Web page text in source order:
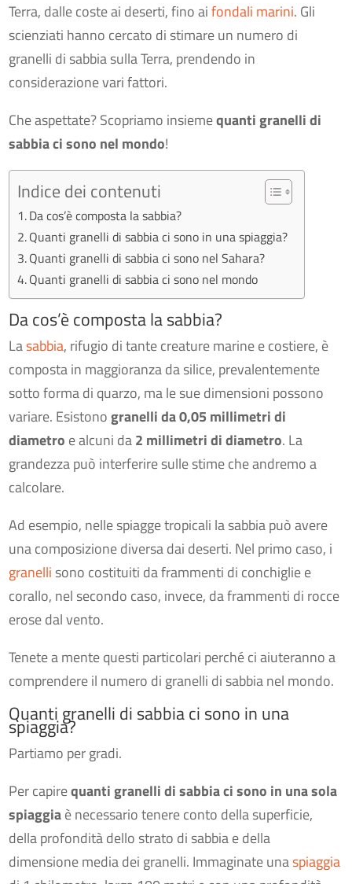
Terra, dalle coste ai deserti, fino aifondali marini. Gli
scienziati hanno cercato di stimare un numero di
granelli di sabbia sulla Terra, prendendo in
considerazione vari fattori.
Che aspettate? Scopriamo insiemequanti granelli di
sabbia ci sono nel mondo!
Indice dei contenuti
Da cos’è composta la sabbia?
Quanti granelli di sabbia ci sono in una spiaggia?
Quanti granelli di sabbia ci sono nel Sahara?
Quanti granelli di sabbia ci sono nel mondo
Da cos’è composta la sabbia?
Lasabbia, rifugio di tante creature marine e costiere, è
composta in maggioranza da silice, prevalentemente
sotto forma di quarzo, ma le sue dimensioni possono
variare. Esistonogranelli da 0,05 millimetri di
diametro e alcuni da2 millimetri di diametro. La
grandezza può interferire sulle stime che andremo a
calcolare.
Ad esempio, nelle spiagge tropicali la sabbia può avere
una composizione diversa dai deserti. Nel primo caso, i
granelli sono costituiti da frammenti di conchiglie e
corallo, nel secondo caso, invece, da frammenti di rocce
erose dal vento.
Tenete a mente questi particolari perché ci aiuteranno a
comprendere il numero di granelli di sabbia nel mondo.
Quanti granelli di sabbia ci sono in una
spiaggia?
Partiamo per gradi.
Per capirequanti granelli di sabbia ci sono in una sola
spiaggiaè necessario tenere conto della superficie,
della profondità dello strato di sabbia e della
dimensione media dei granelli. Immaginate unaspiaggia